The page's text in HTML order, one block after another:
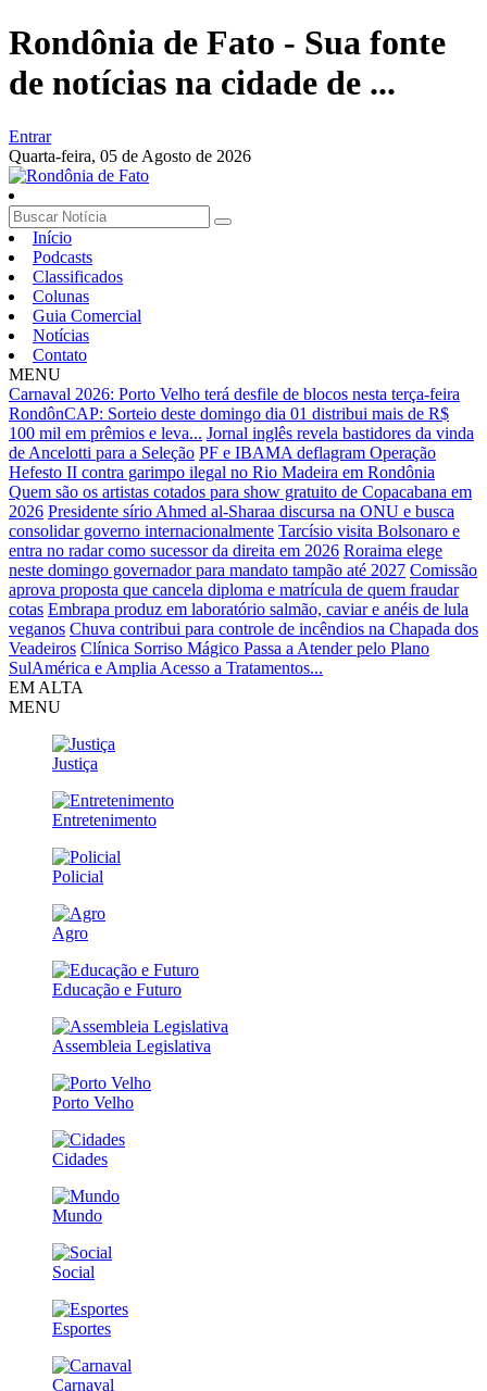
Rondônia de Fato - Sua fonte
de notícias na cidade de ...
Entrar
Quarta-feira, 05 de Agosto de 2026
Início
Podcasts
Classificados
Colunas
Guia Comercial
Notícias
Contato
MENU
Carnaval 2026: Porto Velho terá desfile de blocos nesta terça-feira
RondônCAP: Sorteio deste domingo dia 01 distribui mais de R$
100 mil em prêmios e leva... Jornal inglês revela bastidores da vinda
de Ancelotti para a Seleção PF e IBAMA deflagram Operação
Hefesto II contra garimpo ilegal no Rio Madeira em Rondônia
Quem são os artistas cotados para show gratuito de Copacabana em
2026 Presidente sírio Ahmed al-Sharaa discursa na ONU e busca
consolidar governo internacionalmente Tarcísio visita Bolsonaro e
entra no radar como sucessor da direita em 2026 Roraima elege
neste domingo governador para mandato tampão até 2027 Comissão
aprova proposta que cancela diploma e matrícula de quem fraudar
cotas Embrapa produz em laboratório salmão, caviar e anéis de lula
veganos Chuva contribui para controle de incêndios na Chapada dos
Veadeiros Clínica Sorriso Mágico Passa a Atender pelo Plano
SulAmérica e Amplia Acesso a Tratamentos...
EM ALTA
MENU
Justiça
Entretenimento
Policial
Agro
Educação e Futuro
Assembleia Legislativa
Porto Velho
Cidades
Mundo
Social
Esportes
Carnaval